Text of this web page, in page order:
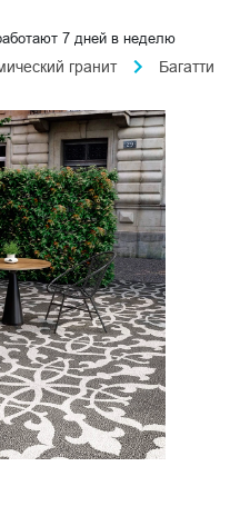
7 дней в неделю
гранит Багатти